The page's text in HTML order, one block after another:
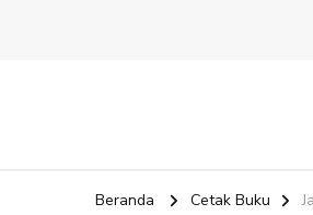
Beranda Cetak Buku